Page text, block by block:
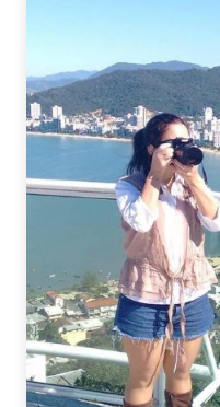
DEIXARÁ
VOCÊ
SEM
FÔLEGO